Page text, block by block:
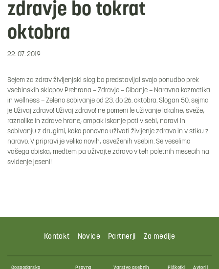
zdravje bo tokrat
oktobra
22. 07. 2019
Sejem za zdrav življenjski slog bo predstavljal svojo ponudbo prek
vsebinskih sklopov Prehrana – Zdravje – Gibanje – Naravna kozmetika
in wellness – Zeleno sobivanje od 23. do 26. oktobra. Slogan 50. sejma
je Uživaj zdravo! Uživaj zdravo! ne pomeni le uživanje lokalne, sveže,
raznolike in zdrave hrane, ampak iskanje poti v sebi, naravi in
sobivanju z drugimi, kako ponovno uživati življenje zdravo in v stiku z
naravo. V pripravi je veliko novih, osveženih vsebin. Se veselimo
vašega obiska, medtem pa uživajte zdravo v teh poletnih mesecih na
svidenje jeseni!
Kontakt Novice Partnerji Za medije
Gospodarsko Pravna Varstvo osebnih Piškotki Avtorji